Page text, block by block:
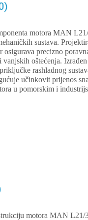
motora MAN
sustava.
precizno
oštećenja.
rashladnog
učinkovit prijenos
u pomorskim i
motora MAN L21/